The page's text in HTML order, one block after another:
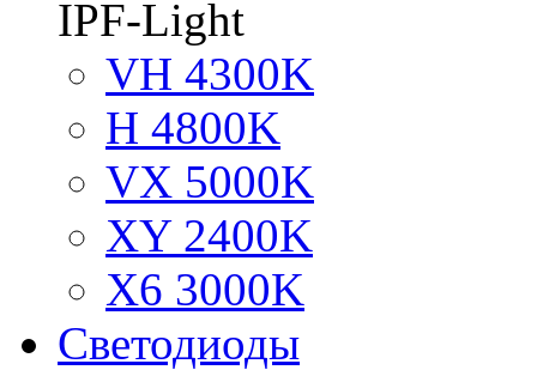
IPF-Light
VH 4300K
H 4800K
VX 5000K
XY 2400K
X6 3000K
Светодиоды